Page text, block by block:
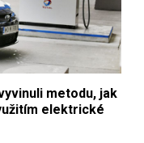
metodu, jak
elektrické